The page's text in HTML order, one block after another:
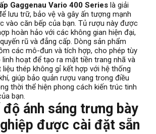
Gaggenau Vario 400 Series là giải
lưu trữ, bảo vệ và gây ấn tượng mạnh
vào căn bếp của bạn. Tủ rượu này được
hoàn hảo với các không gian hiện đại,
rũ và đẳng cấp. Dòng sản phẩm
các mô-đun và tích hợp, cho phép tùy
hoạt để tạo ra mặt tiền trang nhã và
liệu thép không gỉ kết hợp với hệ thống
giúp bảo quản rượu vang trong điều
thời thể hiện phong cách kiến trúc tinh
bạn.
độ ánh sáng trưng bày
được cài đặt sẵn